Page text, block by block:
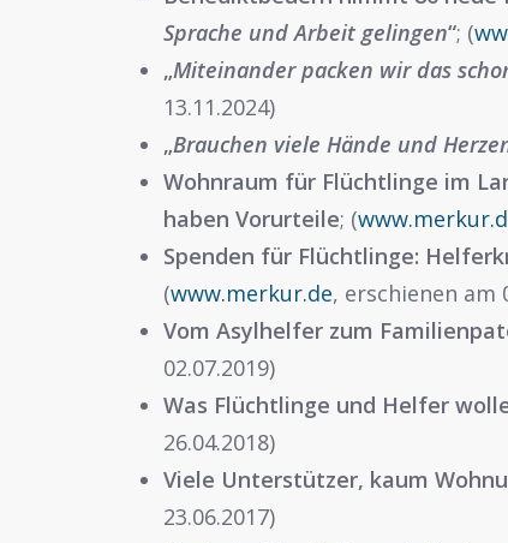
Sprache und Arbeit gelingen“; (
„Miteinander packen wir das
13.11.2024)
„Brauchen viele Hände und
Wohnraum für Flüchtlinge im
haben Vorurteile; (
Spenden für Flüchtlinge:
(www.merkur.de, erschienen am
Vom Asylhelfer zum
02.07.2019)
Was Flüchtlinge und Helfer
26.04.2018)
Viele Unterstützer, kaum
23.06.2017)